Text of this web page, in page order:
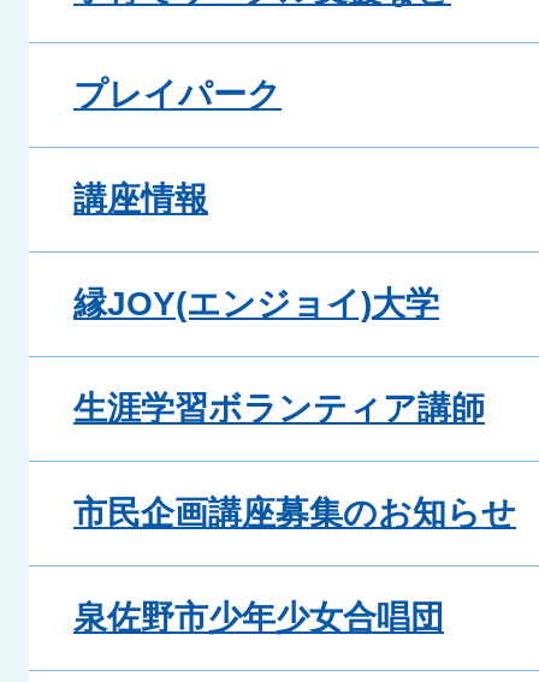
プレイパーク
講座情報
縁JOY(エンジョイ)大学
生涯学習ボランティア講師
市民企画講座募集のお知らせ
泉佐野市少年少女合唱団